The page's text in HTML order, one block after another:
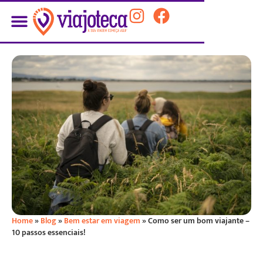
Home»Blog»Bem estar em viagem»Como ser um bom viajante –
10 passos essenciais!